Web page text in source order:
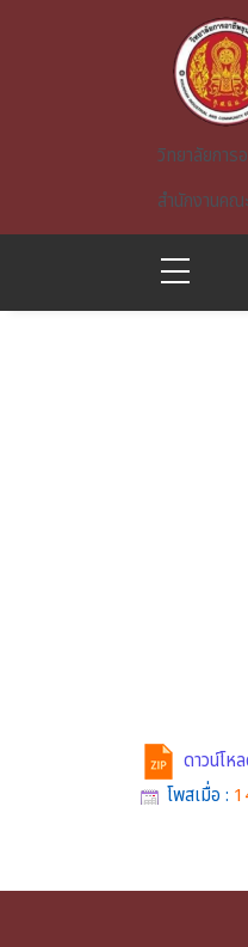
วิทยาลัยกา
สำนักงานคณ
ดาวน์โห
โพสเมื่อ :